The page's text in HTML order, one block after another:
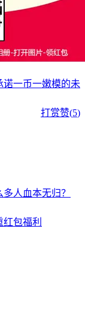
诺一币一嫩模的未
打赏赞(5)
人血本无归？
包福利